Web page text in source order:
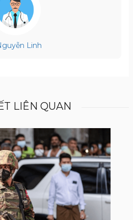
Linh
LIÊN QUAN